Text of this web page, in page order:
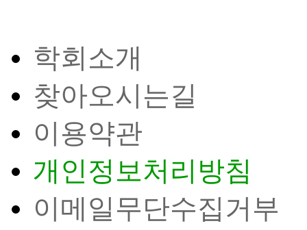
학회소개
찾아오시는길
이용약관
개인정보처리방침
이메일무단수집거부